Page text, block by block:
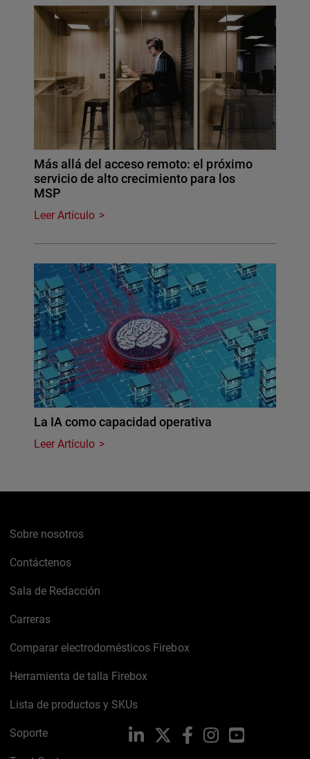
Más allá del acceso remoto: el próximo
servicio de alto crecimiento para los
MSP
Leer Artículo
La IA como capacidad operativa
Leer Artículo
Sobre nosotros
Contáctenos
Sala de Redacción
Carreras
Comparar electrodomésticos Firebox
Herramienta de talla Firebox
Lista de productos y SKUs
Soporte LinkedIn FacebookInstagramYouTube